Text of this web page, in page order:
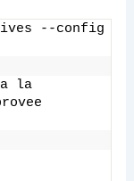
--config
la